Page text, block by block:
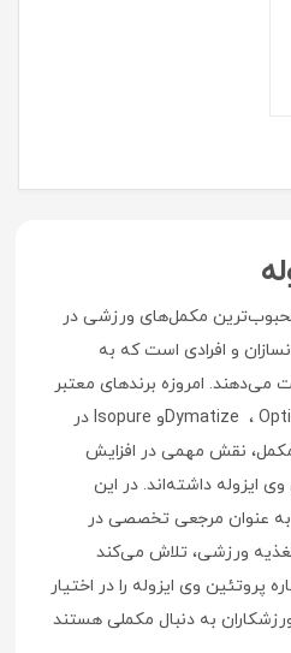
مکمل‌های ورزشی در
و افرادی است که به
امروزه برندهای معتبر
، Dymatizeو Isopure در
نقش مهمی در افزایش
ایزوله داشته‌اند. در این
به عنوان مرجعی تخصصی در
ورزشی، تلاش می‌کند
پروتئین وی ایزوله را در اختیار
به دنبال مکملی هستند